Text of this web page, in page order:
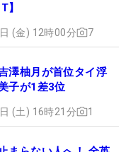
】
(金) 12時00分 7
澤柚月が首位タイ浮
子が1差3位
(土) 16時21分 1